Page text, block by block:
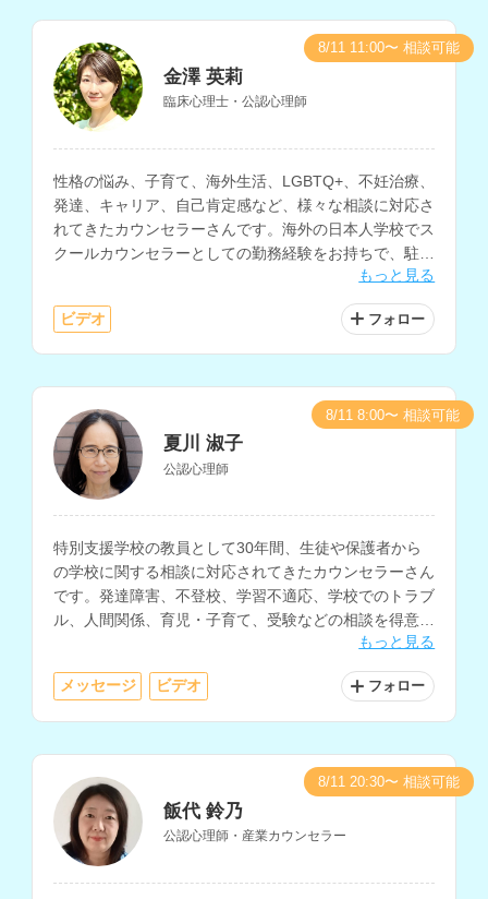
金澤 英莉
臨床心理士・公認心理師
性格の悩み、子育て、海外生活、LGBTQ+、不妊治療、
発達、キャリア、自己肯定感など、様々な相談に対応さ
れてきたカウンセラーさんです。海外の日本人学校でス
クールカウンセラーとしての勤務経験をお持ちで、駐在
帯同や帰国後の生活の悩みの相談などにも対応されてい
もっと見る
ビデオ フォロー
8/11 11:00〜 相談可能
夏川 淑子
公認心理師
特別支援学校の教員として30年間、生徒や保護者から
の学校に関する相談に対応されてきたカウンセラーさん
です。発達障害、不登校、学習不適応、学校でのトラブ
ル、人間関係、育児・子育て、受験などの相談を得意と
もっと見る
メッセージ ビデオ フォロー
8/11 8:00〜 相談可能
飯代 鈴乃
公認心理師・産業カウンセラー
8/11 20:30〜 相談可能